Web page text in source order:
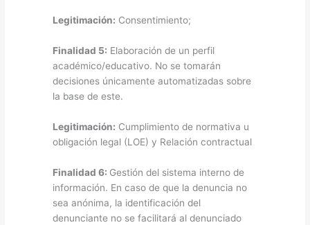
Legitimación: Consentimiento;
Finalidad 5: Elaboración de un perfil
académico/educativo. No se tomarán
decisiones únicamente automatizadas sobre
la base de este.
Legitimación: Cumplimiento de normativa u
obligación legal (LOE) y Relación contractual
Finalidad 6: Gestión del sistema interno de
información. En caso de que la denuncia no
sea anónima, la identificación del
denunciante no se facilitará al denunciado